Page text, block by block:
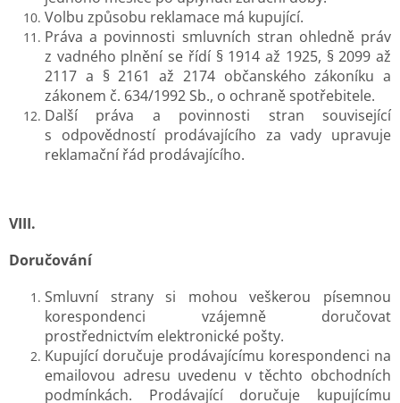
Volbu způsobu reklamace má kupující.
Práva a povinnosti smluvních stran ohledně práv
z vadného plnění se řídí § 1914 až 1925, § 2099 až
2117 a § 2161 až 2174 občanského zákoníku a
zákonem č. 634/1992 Sb., o ochraně spotřebitele.
Další práva a povinnosti stran související
s odpovědností prodávajícího za vady upravuje
reklamační řád prodávajícího.
VIII.
Doručování
Smluvní strany si mohou veškerou písemnou
korespondenci vzájemně doručovat
prostřednictvím elektronické pošty.
Kupující doručuje prodávajícímu korespondenci na
emailovou adresu uvedenu v těchto obchodních
podmínkách. Prodávající doručuje kupujícímu